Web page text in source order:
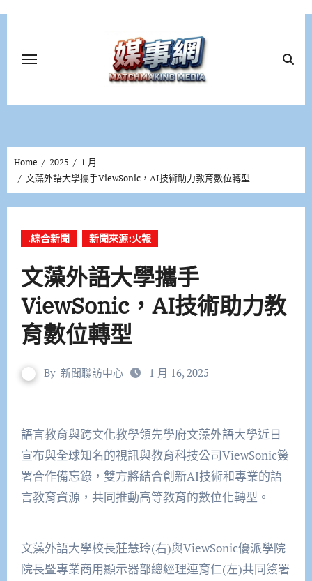
Home 2025
1 月
文藻外語大學攜手ViewSonic，AI技術助力教育數位轉型
.綜合新聞 新聞來源:火報
文藻外語大學攜手
ViewSonic，AI技術助力教
育數位轉型
By 新聞聯訪中心 1 月 16, 2025
語言教育與跨文化教學領先學府文藻外語大學近日
宣布與全球知名的視訊與教育科技公司ViewSonic簽
署合作備忘錄，雙方將結合創新AI技術和專業的語
言教育資源，共同推動高等教育的數位化轉型。
文藻外語大學校長莊慧玲(右)與ViewSonic優派學院
院長暨專業商用顯示器部總經理連育仁(左)共同簽署